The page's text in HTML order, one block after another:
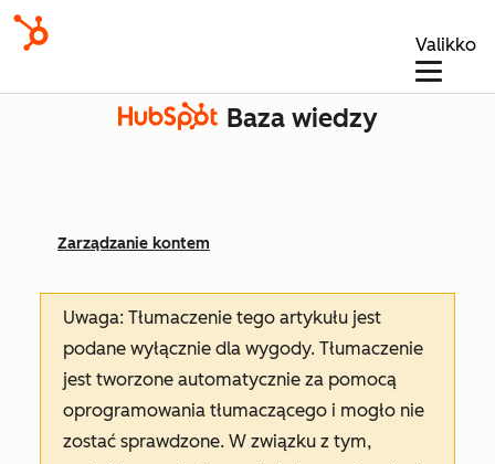
Valikko
Baza wiedzy
Zarządzanie kontem
Uwaga: Tłumaczenie tego artykułu jest
podane wyłącznie dla wygody. Tłumaczenie
jest tworzone automatycznie za pomocą
oprogramowania tłumaczącego i mogło nie
zostać sprawdzone. W związku z tym,